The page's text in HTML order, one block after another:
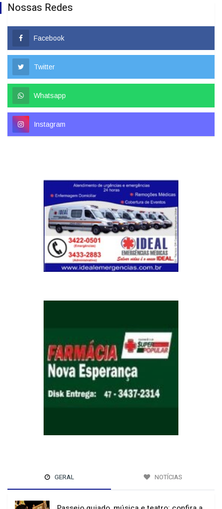
Nossas Redes
Facebook
Twitter
Whatsapp
Instagram